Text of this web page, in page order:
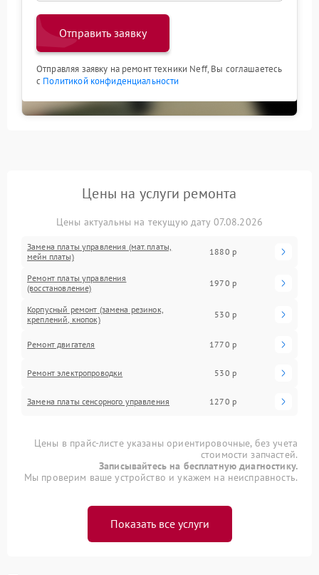
Отправить заявку
Отправляя заявку на ремонт техники Neff, Вы соглашаетесь
с Политикой конфиденциальности
Цены на услуги ремонта
Цены актуальны на текущую дату 07.08.2026
Замена платы управления (мат.платы,
мейн платы)
1880 р
Ремонт платы управления
(восстановление)
1970 р
Корпусный ремонт (замена резинок,
креплений, кнопок)
530 р
Ремонт двигателя 1770 р
Ремонт электропроводки 530 р
Замена платы сенсорного управления 1270 р
Цены в прайс-листе указаны ориентировочные, без учета
стоимости запчастей.
Записывайтесь на бесплатную диагностику.
Мы проверим ваше устройство и укажем на неисправность.
Показать все услуги